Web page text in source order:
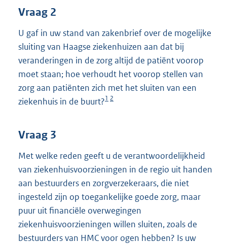
Vraag 2
U gaf in uw stand van zakenbrief over de mogelijke
sluiting van Haagse ziekenhuizen aan dat bij
veranderingen in de zorg altijd de patiënt voorop
moet staan; hoe verhoudt het voorop stellen van
zorg aan patiënten zich met het sluiten van een
ziekenhuis in de buurt?1 2
Vraag 3
Met welke reden geeft u de verantwoordelijkheid
van ziekenhuisvoorzieningen in de regio uit handen
aan bestuurders en zorgverzekeraars, die niet
ingesteld zijn op toegankelijke goede zorg, maar
puur uit financiële overwegingen
ziekenhuisvoorzieningen willen sluiten, zoals de
bestuurders van HMC voor ogen hebben? Is uw